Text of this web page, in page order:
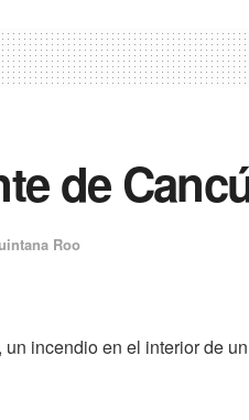
de
Roo
incendio en el interior de